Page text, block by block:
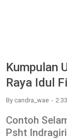
Kumpulan
Raya Idul
By candra_wae
Contoh
Psht